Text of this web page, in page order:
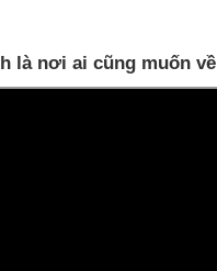
là nơi ai cũng muốn về